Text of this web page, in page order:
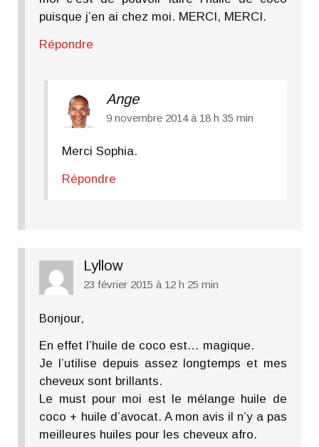
puisque j’en ai chez moi. MERCI, MERCI.
Répondre
Ange
9 novembre 2014 à 18 h 35 min
Merci Sophia.
Répondre
Lyllow
23 février 2015 à 12 h 25 min
Bonjour,
En effet l’huile de coco est… magique.
Je l’utilise depuis assez longtemps et mes
cheveux sont brillants.
Le must pour moi est le mélange huile de
coco + huile d’avocat. A mon avis il n’y a pas
meilleures huiles pour les cheveux afro.